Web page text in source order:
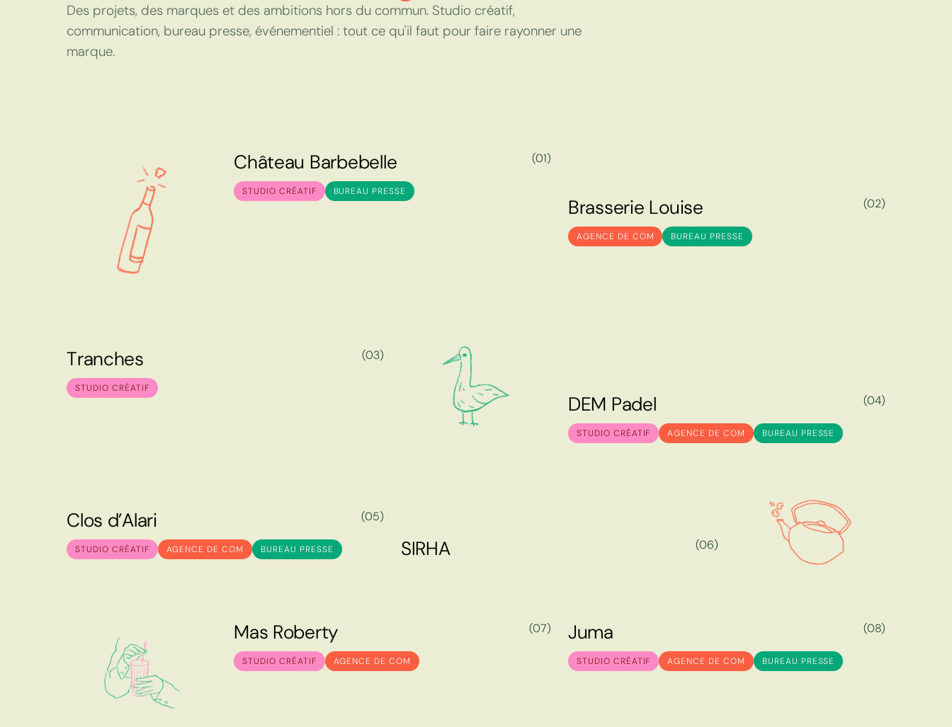
Des projets, des marques et des ambitions hors du commun. Studio créatif,
communication, bureau presse, événementiel : tout ce qu'il faut pour faire rayonner une
marque.
C
C
h
h
â
â
t
t
e
e
a
a
u
u
B
B
a
a
r
r
b
b
e
e
b
b
e
e
l
l
l
l
e
e
STUDIO CRÉATIF BUREAU PRESSE
(01)
B
B
r
r
a
a
s
s
s
s
e
e
r
r
i
i
e
e
L
L
o
o
u
u
i
i
s
s
e
e
AGENCE DE COM BUREAU PRESSE
(02)
T
T
r
r
a
a
n
n
c
c
h
h
e
e
s
s
STUDIO CRÉATIF
(03)
D
D
E
E
M
M
P
P
a
a
d
d
e
e
l
l
STUDIO CRÉATIF AGENCE DE COM BUREAU PRESSE
(04)
C
C
l
l
o
o
s
s
d
d
’
’
A
A
l
l
a
a
r
r
i
i
STUDIO CRÉATIF AGENCE DE COM BUREAU PRESSE
(05)
SIRHA
(06)
M
M
a
a
s
s
R
R
o
o
b
b
e
e
r
r
t
t
y
y
STUDIO CRÉATIF AGENCE DE COM
(07)
J
J
u
u
m
m
a
a
STUDIO CRÉATIF AGENCE DE COM BUREAU PRESSE
(08)